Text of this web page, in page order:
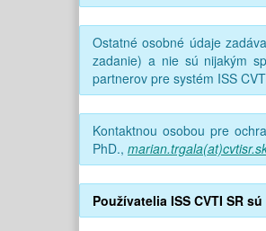
Ostatné osobné údaje
zadanie) a nie sú nijakým
partnerov pre systém ISS
Kontaktnou osobou pre
PhD.,
Používatelia ISS CVTI SR